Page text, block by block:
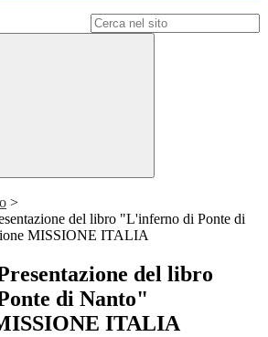
>
del libro "L'inferno di Ponte di
MISSIONE ITALIA
del libro
di Nanto"
ITALIA